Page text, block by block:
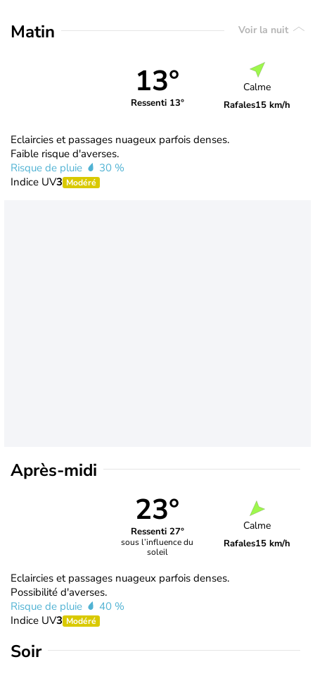
Matin Voir la nuit
13°
Ressenti 13°
Calme
Rafales15 km/h
Eclaircies et passages nuageux parfois denses.
Faible risque d'averses.
Risque de pluie
30 %
Indice UV3 Modéré
Après-midi
23°
Ressenti 27°
sous l’influence du
soleil
Calme
Rafales15 km/h
Eclaircies et passages nuageux parfois denses.
Possibilité d'averses.
Risque de pluie
40 %
Indice UV3 Modéré
Soir